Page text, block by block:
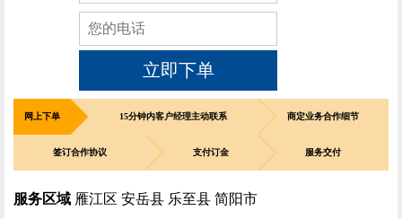
立即下单
网上下单 15分钟内客户经理主动联系 商定业务合作细节
签订合作协议 支付订金 服务交付
服务区域 雁江区 安岳县 乐至县 简阳市